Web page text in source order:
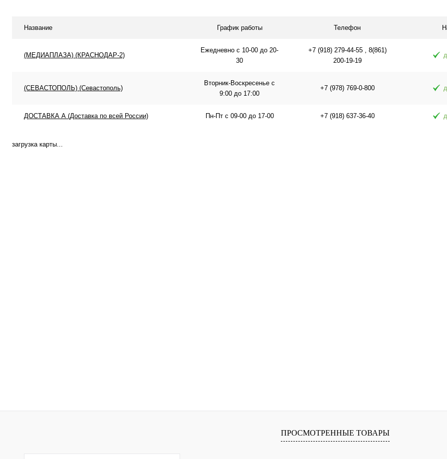
Название График работы Телефон
(МЕДИАПЛАЗА) (КРАСНОДАР-2)
Ежедневно с 10-00 до 20-
30
+7 (918) 279-44-55 , 8(861)
200-19-19
(СЕВАСТОПОЛЬ) (Севастополь)
Вторник-Воскресенье с
9:00 до 17:00
+7 (978) 769-0-800
ДОСТАВКА А (Доставка по всей России) Пн-Пт с 09-00 до 17-00 +7 (918) 637-36-40
загрузка карты...
ПРОСМОТРЕННЫЕ ТОВАРЫ